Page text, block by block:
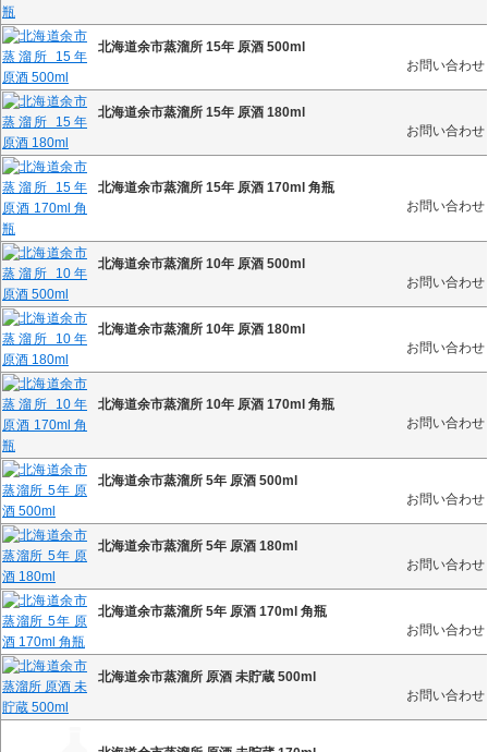
北海道余市蒸溜所 15年 原酒 500ml
お問い合わせ
北海道余市蒸溜所 15年 原酒 180ml
お問い合わせ
北海道余市蒸溜所 15年 原酒 170ml 角瓶
お問い合わせ
北海道余市蒸溜所 10年 原酒 500ml
お問い合わせ
北海道余市蒸溜所 10年 原酒 180ml
お問い合わせ
北海道余市蒸溜所 10年 原酒 170ml 角瓶
お問い合わせ
北海道余市蒸溜所 5年 原酒 500ml
お問い合わせ
北海道余市蒸溜所 5年 原酒 180ml
お問い合わせ
北海道余市蒸溜所 5年 原酒 170ml 角瓶
お問い合わせ
北海道余市蒸溜所 原酒 未貯蔵 500ml
お問い合わせ